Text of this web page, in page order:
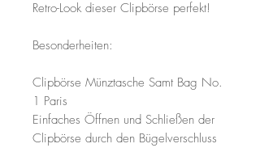
Retro-Look dieser Clipbörse perfekt!
Besonderheiten:
Clipbörse Münztasche Samt Bag No.
1 Paris
Einfaches Öffnen und Schließen der
Clipbörse durch den Bügelverschluss